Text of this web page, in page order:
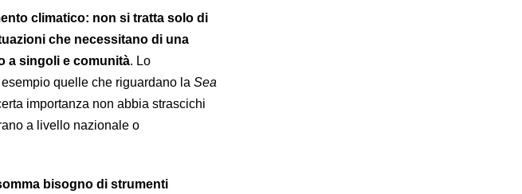
climatico: non si tratta solo di
che necessitano di una
a singoli e comunità. Lo
quelle che riguardano la Sea
importanza non abbia strascichi
a livello nazionale o
bisogno di strumenti